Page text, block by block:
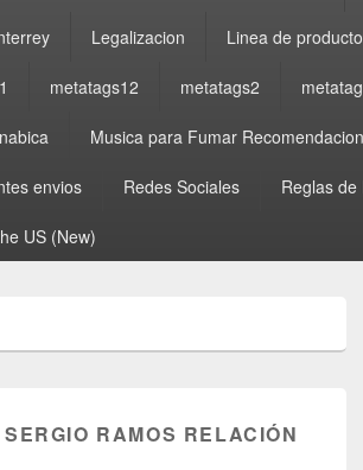
Legalizacion Linea de
metatags12 metatags2
Musica para Fumar
envios Redes Sociales Reglas de
US (New)
SERGIO RAMOS RELACIÓN